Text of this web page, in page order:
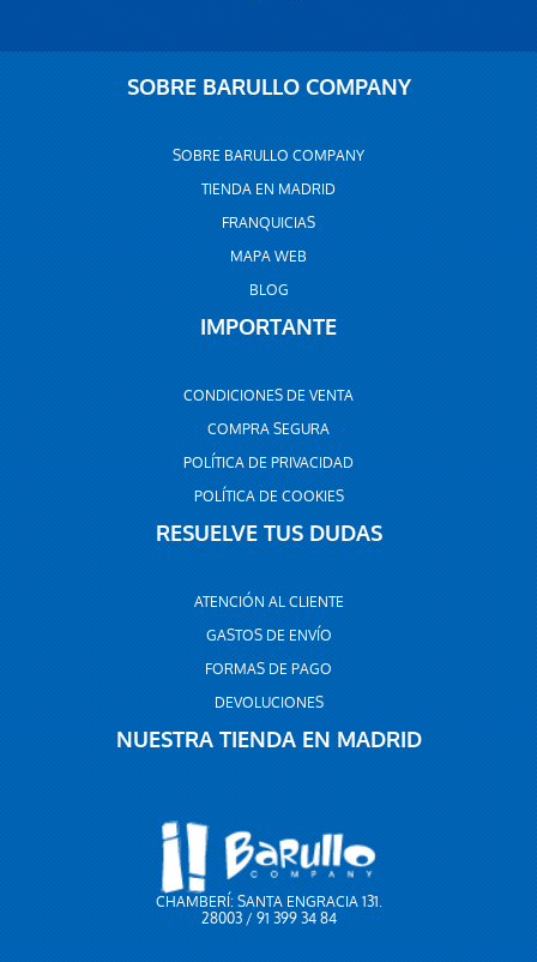
SOBRE BARULLO COMPANY
SOBRE BARULLO COMPANY
TIENDA EN MADRID
FRANQUICIAS
MAPA WEB
BLOG
IMPORTANTE
CONDICIONES DE VENTA
COMPRA SEGURA
POLÍTICA DE PRIVACIDAD
POLÍTICA DE COOKIES
RESUELVE TUS DUDAS
ATENCIÓN AL CLIENTE
GASTOS DE ENVÍO
FORMAS DE PAGO
DEVOLUCIONES
NUESTRA TIENDA EN MADRID
CHAMBERÍ: SANTA ENGRACIA 131.
28003 / 91 399 34 84